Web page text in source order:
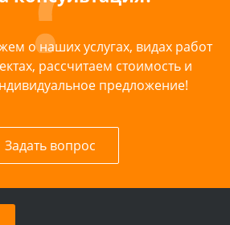
о наших услугах, видах работ
рассчитаем стоимость и
предложение!
Задать вопрос